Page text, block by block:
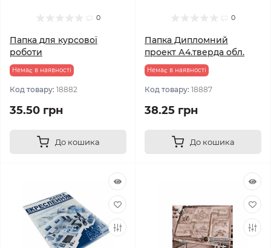
0
Папка для курсової
роботи
Немає в наявності
Код товару: 18882
35.50 грн
До кошика
0
Папка Дипломний
проект А4.тверда обл.
Немає в наявності
Код товару: 18887
38.25 грн
До кошика